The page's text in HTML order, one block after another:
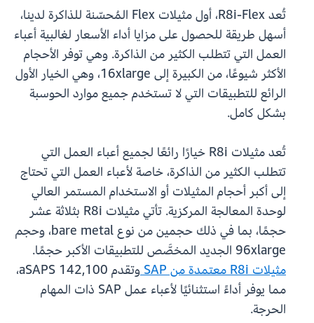
تُعد R8i-Flex، أول مثيلات Flex المُحسّنة للذاكرة لدينا،
أسهل طريقة للحصول على مزايا أداء الأسعار لغالبية أعباء
العمل التي تتطلب الكثير من الذاكرة. وهي توفر الأحجام
الأكثر شيوعًا، من الكبيرة إلى 16xlarge، وهي الخيار الأول
الرائع للتطبيقات التي لا تستخدم جميع موارد الحوسبة
بشكل كامل.
تُعد مثيلات R8i خيارًا رائعًا لجميع أعباء العمل التي
تتطلب الكثير من الذاكرة، خاصة لأعباء العمل التي تحتاج
إلى أكبر أحجام المثيلات أو الاستخدام المستمر العالي
لوحدة المعالجة المركزية. تأتي مثيلات R8i بثلاثة عشر
حجمًا، بما في ذلك حجمين من نوع bare metal، وحجم
96xlarge الجديد المخصَّص للتطبيقات الأكبر حجمًا.
مثيلات R8i معتمدة من SAP
وتقدم 142,100 aSAPS،
مما يوفر أداءً استثنائيًا لأعباء عمل SAP ذات المهام
الحرجة.